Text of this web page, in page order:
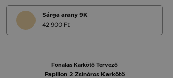
Sárga arany 9K
42 900 Ft
Fonalas Karkötő Tervező
Papillon 2 Zsinóros Karkötő